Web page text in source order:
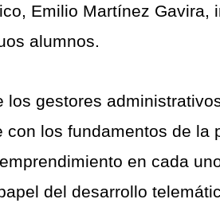
Emilio Martínez Gavira,
alumnos.
gestores
los fundamentos de la
en cada
del desarrollo